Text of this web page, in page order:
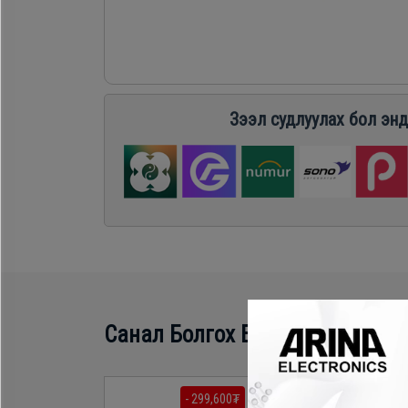
Зээл судлуулах бол
Санал Болгох Бүтээгдэхүүн
- 299,600₮